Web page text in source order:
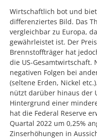
Wirtschaftlich bot und
differenziertes Bild. Das
vergleichbar zu Europa,
gewährleistet ist. Der
Brennstoffträger hat
die US-
negativen Folgen bei
(seltene Erden, Nickel
nützt darüber hinaus der
Hintergrund einer
hat die Federal Reserve
Quartal 2022 um 0,25%
Zinserhöhungen in